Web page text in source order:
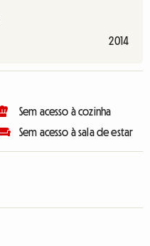
2014
Sem acesso à cozinha
Sem acesso à sala de estar